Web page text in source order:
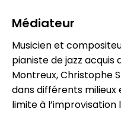
Médiateur
Musicien et
pianiste de jazz acquis
Montreux, Christophe
dans différents milieux
limite à